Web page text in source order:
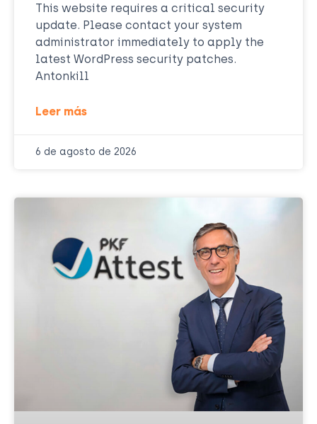
This website requires a critical security
update. Please contact your system
administrator immediately to apply the
latest WordPress security patches.
Antonkill
Leer más
6 de agosto de 2026